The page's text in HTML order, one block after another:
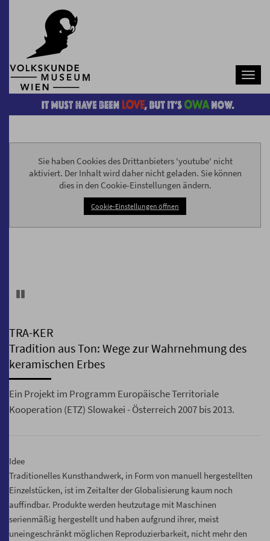
Sie haben Cookies des Drittanbieters 'youtube' nicht
aktiviert. Der Inhalt wird daher nicht geladen. Sie können
dies in den Cookie-Einstellungen ändern.
Cookie-Einstellungen öffnen
TRA-KER
Tradition aus Ton: Wege zur Wahrnehmung des
keramischen Erbes
Ein Projekt im Programm Europäische Territoriale
Kooperation (ETZ) Slowakei - Österreich 2007 bis 2013.
Idee
Traditionelles Kunsthandwerk, in Form von manuell hergestellten
Einzelstücken, ist im Zeitalter der Globalisierung kaum noch
auffindbar. Produkte werden heutzutage mit Maschinen
serienmäßig hergestellt und haben aufgrund ihrer, meist
uneingeschränkt möglichen Reproduzierbarkeit, nicht mehr den